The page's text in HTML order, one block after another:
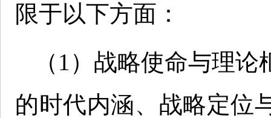
限于以下方面：
（1）战略使命与理
的时代内涵、战略定位